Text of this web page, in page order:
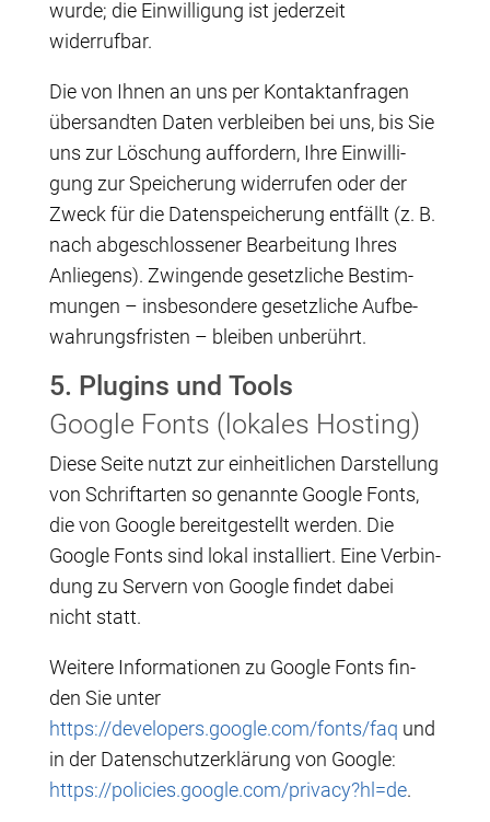
wur­de; die Ein­wil­li­gung ist jeder­zeit
widerrufbar.
Die von Ihnen an uns per Kon­takt­an­fra­gen
über­sand­ten Daten ver­blei­ben bei uns, bis Sie
uns zur Löschung auf­for­dern, Ihre Ein­wil­li­
gung zur Spei­che­rung wider­ru­fen oder der
Zweck für die Daten­spei­che­rung ent­fällt (z. B.
nach abge­schlos­se­ner Bear­bei­tung Ihres
Anlie­gens). Zwin­gen­de gesetz­li­che Bestim­
mun­gen – ins­be­son­de­re gesetz­li­che Auf­be­
wah­rungs­fris­ten – blei­ben unberührt.
5. Plug­ins und Tools
Goog­le Fonts (loka­les Hosting)
Die­se Sei­te nutzt zur ein­heit­li­chen Dar­stel­lung
von Schrift­ar­ten so genann­te Goog­le Fonts,
die von Goog­le bereit­ge­stellt wer­den. Die
Goog­le Fonts sind lokal instal­liert. Eine Ver­bin­
dung zu Ser­vern von Goog­le fin­det dabei
nicht statt.
Wei­te­re Infor­ma­tio­nen zu Goog­le Fonts fin­
den Sie unter
https://developers.google.com/fonts/faq und
in der Daten­schutz­er­klä­rung von Goog­le:
https://policies.google.com/privacy?hl=de.